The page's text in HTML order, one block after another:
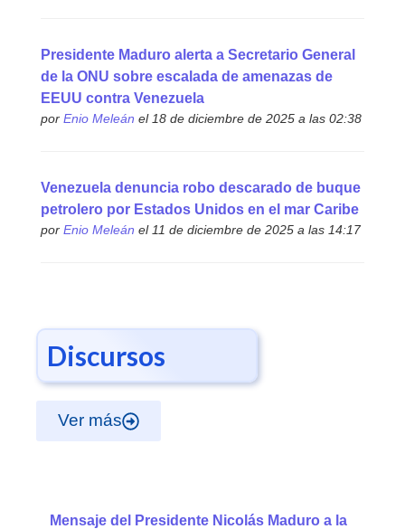
Presidente Maduro alerta a Secretario General
de la ONU sobre escalada de amenazas de
EEUU contra Venezuela
por Enio Meleán el 18 de diciembre de 2025 a las 02:38
Venezuela denuncia robo descarado de buque
petrolero por Estados Unidos en el mar Caribe
por Enio Meleán el 11 de diciembre de 2025 a las 14:17
Discursos
Ver más
Mensaje del Presidente Nicolás Maduro a la